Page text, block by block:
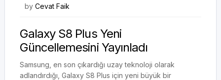
by Cevat Faik
Galaxy S8 Plus Yeni
Güncellemesini Yayınladı
Samsung, en son çıkardığı uzay teknoloji olarak
adlandırdığı, Galaxy S8 Plus için yeni büyük bir